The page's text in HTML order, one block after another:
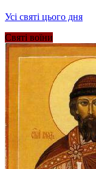
Усі святі цього дня
Святі воїни